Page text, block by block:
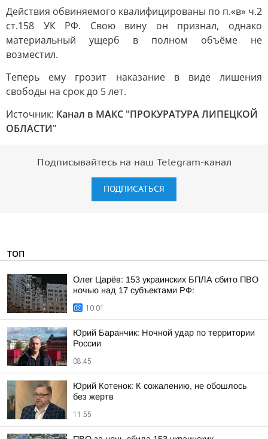
Действия обвиняемого квалифицированы по п.«в» ч.2
ст.158 УК РФ. Свою вину он признал, однако
материальный ущерб в полном объёме не
возместил.
Теперь ему грозит наказание в виде лишения
свободы на срок до 5 лет.
Источник: Канал в МАКС "ПРОКУРАТУРА ЛИПЕЦКОЙ
ОБЛАСТИ"
Подписывайтесь на наш Telegram-канал
ПОДПИСАТЬСЯ
ТОП
Олег Царёв: 153 украинских БПЛА сбито ПВО
ночью над 17 субъектами РФ:
10:01
Юрий Баранчик: Ночной удар по территории
России
08:45
Юрий Котенок: К сожалению, не обошлось
без жертв
11:55